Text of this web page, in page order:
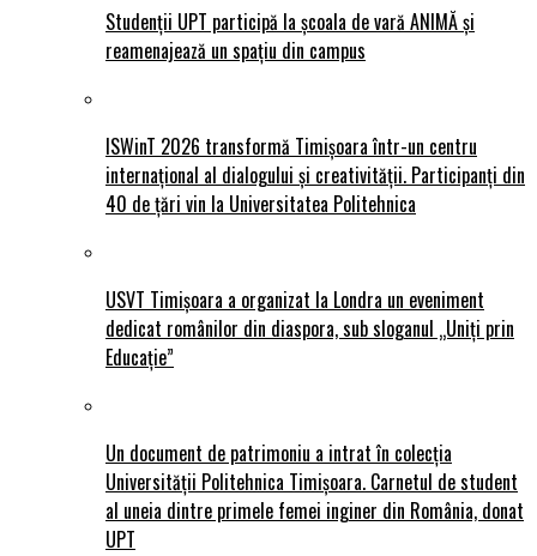
Studenții UPT participă la școala de vară ANIMĂ și
reamenajează un spațiu din campus
ISWinT 2026 transformă Timișoara într-un centru
internațional al dialogului și creativității. Participanți din
40 de țări vin la Universitatea Politehnica
USVT Timișoara a organizat la Londra un eveniment
dedicat românilor din diaspora, sub sloganul „Uniți prin
Educație”
Un document de patrimoniu a intrat în colecția
Universității Politehnica Timișoara. Carnetul de student
al uneia dintre primele femei inginer din România, donat
UPT